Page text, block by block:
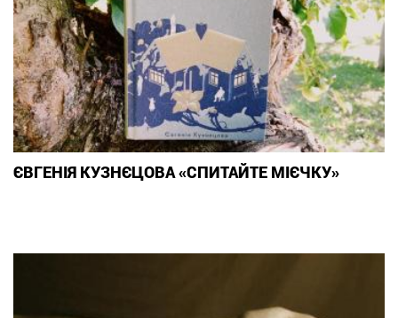
ЄВГЕНІЯ КУЗНЄЦОВА «СПИТАЙТЕ МІЄЧКУ»